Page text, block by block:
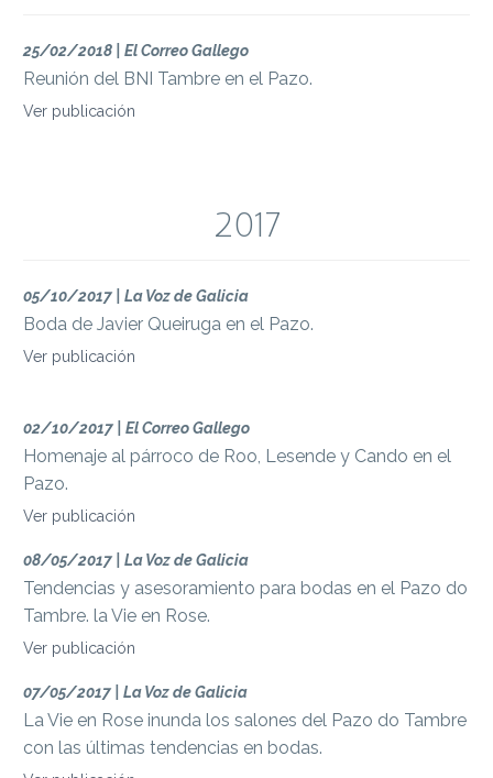
25/02/2018 | El Correo Gallego
Reunión del BNI Tambre en el Pazo.
Ver publicación
2017
05/10/2017 | La Voz de Galicia
Boda de Javier Queiruga en el Pazo.
Ver publicación
02/10/2017 | El Correo Gallego
Homenaje al párroco de Roo, Lesende y Cando en el
Pazo.
Ver publicación
08/05/2017 | La Voz de Galicia
Tendencias y asesoramiento para bodas en el Pazo do
Tambre. la Vie en Rose.
Ver publicación
07/05/2017 | La Voz de Galicia
La Vie en Rose inunda los salones del Pazo do Tambre
con las últimas tendencias en bodas.